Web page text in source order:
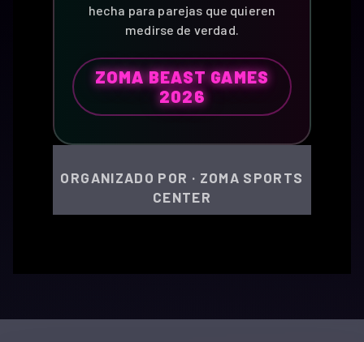
hecha para parejas que quieren
medirse de verdad.
ZOMA BEAST GAMES
2026
ORGANIZADO POR · ZOMA SPORTS
CENTER